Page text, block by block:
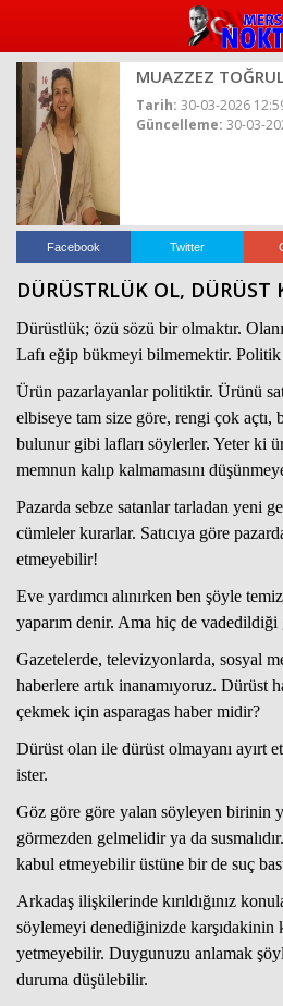
MUAZZEZ
Tarih: 30-03-2026
Güncelleme: 30-03-
Facebook Twitter
DÜRÜSTRLÜK OL, DÜRÜST
Dürüstlük; özü sözü bir olmaktır.
Lafı eğip bükmeyi bilmemektir. Politik
Ürün pazarlayanlar politiktir. Ürünü
elbiseye tam size göre, rengi çok
bulunur gibi lafları söylerler. Yeter ki
memnun kalıp kalmamasını
Pazarda sebze satanlar tarladan yeni
cümleler kurarlar. Satıcıya göre
etmeyebilir!
Eve yardımcı alınırken ben şöyle
yaparım denir. Ama hiç de vadedildiği
Gazetelerde, televizyonlarda, sosyal
haberlere artık inanamıyoruz. Dürüst
çekmek için asparagas haber midir?
Dürüst olan ile dürüst olmayanı ayırt
ister.
Göz göre göre yalan söyleyen birinin
görmezden gelmelidir ya da
kabul etmeyebilir üstüne bir de suç
Arkadaş ilişkilerinde kırıldığınız
söylemeyi denediğinizde karşıdakinin
yetmeyebilir. Duygunuzu anlamak
duruma düşülebilir.